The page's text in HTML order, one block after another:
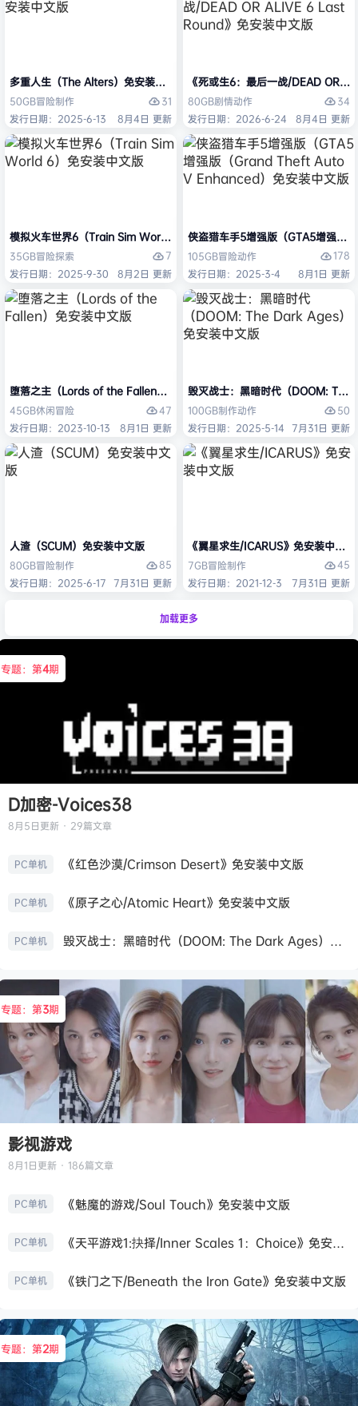
多重人生（The Alters）免安装中文版
50GB冒险制作
31
发行日期：2025-6-13
8月4日 更新
《死或生6：最后一战/DEAD OR
80GB剧情动作
34
发行日期：2026-6-24
8月4日 更新
模拟火车世界6（Train Sim World 6）免安装中文版
35GB冒险探索
7
发行日期：2025-9-30
8月2日 更新
侠盗猎车手5增强版（GTA5增强版
105GB冒险动作
178
发行日期：2025-3-4
8月1日 更新
堕落之主（Lords of the Fallen）免安装中文版
45GB休闲冒险
47
发行日期：2023-10-13
8月1日 更新
毁灭战士：黑暗时代（DOOM: The
100GB制作动作
50
发行日期：2025-5-14 7月31日 更新
人渣（SCUM）免安装中文版
80GB冒险制作
85
发行日期：2025-6-17 7月31日 更新
《翼星求生/ICARUS》免安装中文版
7GB冒险制作
45
发行日期：2021-12-3
7月31日 更新
加载更多
专题：第4期
D加密-Voices38
8月5日更新 · 29篇文章
PC单机 《红色沙漠/Crimson Desert》免安装中文版
PC单机 《原子之心/Atomic Heart》免安装中文版
PC单机 毁灭战士：黑暗时代（DOOM: The Dark Ages）免安装中文版
专题：第3期
影视游戏
8月1日更新 · 186篇文章
PC单机 《魅魔的游戏/Soul Touch》免安装中文版
PC单机 《天平游戏1:抉择/Inner Scales 1：Choice》免安装中文版
PC单机 《铁门之下/Beneath the Iron Gate》免安装中文版
专题：第2期